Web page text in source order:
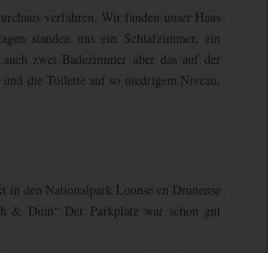
verfahren. Wir fanden unser Haus
standen uns ein Schlafzimmer, ein
zwei Badezimmer aber das auf der
die Toilette auf so niedrigem Niveau,
den Nationalpark Loonse en Drunense
& Duin“ Der Parkplatz war schon gut